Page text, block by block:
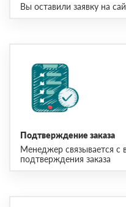
Вы оставили заявку на
Подтверждение заказа
Менеджер связывается с
подтверждения заказа